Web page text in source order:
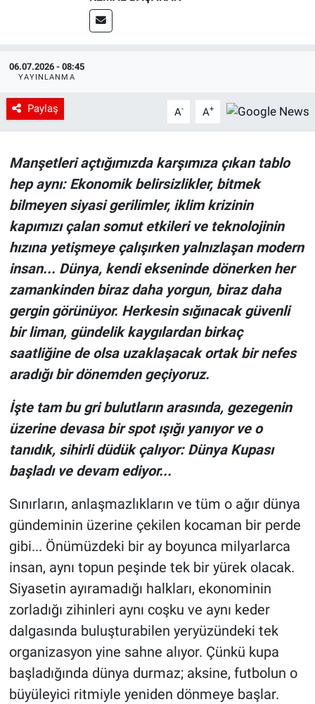
06.07.2026 - 08:45
YAYINLANMA
Paylaş A- A+
Manşetleri açtığımızda karşımıza çıkan tablo
hep aynı: Ekonomik belirsizlikler, bitmek
bilmeyen siyasi gerilimler, iklim krizinin
kapımızı çalan somut etkileri ve teknolojinin
hızına yetişmeye çalışırken yalnızlaşan modern
insan... Dünya, kendi ekseninde dönerken her
zamankinden biraz daha yorgun, biraz daha
gergin görünüyor. Herkesin sığınacak güvenli
bir liman, gündelik kaygılardan birkaç
saatliğine de olsa uzaklaşacak ortak bir nefes
aradığı bir dönemden geçiyoruz.
İşte tam bu gri bulutların arasında, gezegenin
üzerine devasa bir spot ışığı yanıyor ve o
tanıdık, sihirli düdük çalıyor: Dünya Kupası
başladı ve devam ediyor...
Sınırların, anlaşmazlıkların ve tüm o ağır dünya
gündeminin üzerine çekilen kocaman bir perde
gibi... Önümüzdeki bir ay boyunca milyarlarca
insan, aynı topun peşinde tek bir yürek olacak.
Siyasetin ayıramadığı halkları, ekonominin
zorladığı zihinleri aynı coşku ve aynı keder
dalgasında buluşturabilen yeryüzündeki tek
organizasyon yine sahne alıyor. Çünkü kupa
başladığında dünya durmaz; aksine, futbolun o
büyüleyici ritmiyle yeniden dönmeye başlar.